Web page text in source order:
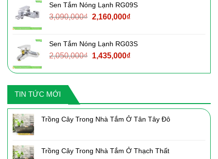
2,760,000₫.là:
1,930,000₫.
Sen Tắm Nóng Lạnh RG09S
3,090,000₫ Giá
3,090,000₫.
2,160,000₫Giá
là:
2,160,000₫.
Sen Tắm Nóng Lạnh RG03S
2,050,000₫ Giá
là:
1,435,000₫Giá
tại
TIN TỨC MỚI
Trồng Cây Trong Nhà Tắm Ở Tân Tây Đô
Trồng Cây Trong Nhà Tắm Ở Thạch Thất